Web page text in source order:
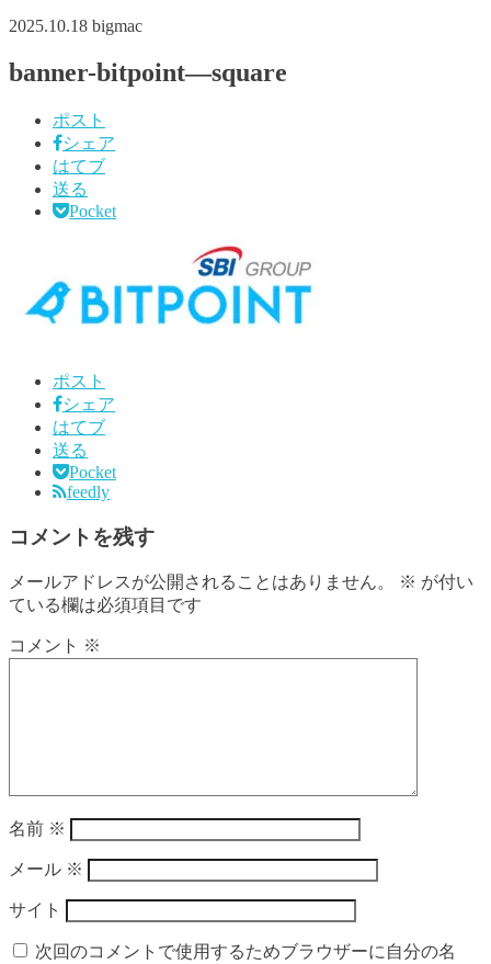
2025.10.18 bigmac
banner-bitpoint—square
ポスト
シェア
はてブ
送る
Pocket
ポスト
シェア
はてブ
送る
Pocket
feedly
コメントを残す
メールアドレスが公開されることはありません。 ※ が付い
ている欄は必須項目です
コメント ※
名前 ※
メール ※
サイト
次回のコメントで使用するためブラウザーに自分の名